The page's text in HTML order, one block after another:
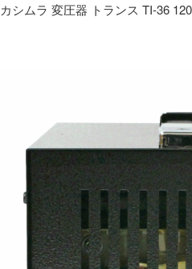
カシムラ 変圧器 トランス TI-36